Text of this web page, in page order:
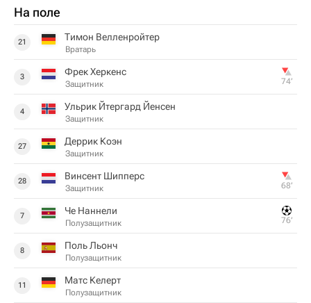
На поле
21 Тимон Велленройтер
Вратарь
3 Фрек Херкенс
Защитник 74‎’‎
4 Ульрик Йтергард Йенсен
Защитник
27 Деррик Коэн
Защитник
28 Винсент Шипперс
Защитник 68‎’‎
7 Че Наннели
Полузащитник 76‎’‎
8 Поль Льонч
Полузащитник
11 Матс Келерт
Полузащитник